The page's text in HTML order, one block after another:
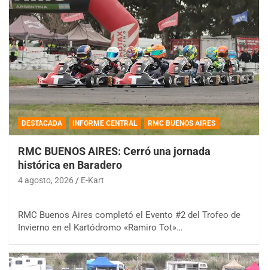
DESTACADA INFORME CENTRAL RMC BUENOS AIRES
RMC BUENOS AIRES: Cerró una jornada
histórica en Baradero
4 agosto, 2026 E-Kart
RMC Buenos Aires completó el Evento #2 del Trofeo de
Invierno en el Kartódromo «Ramiro Tot»…